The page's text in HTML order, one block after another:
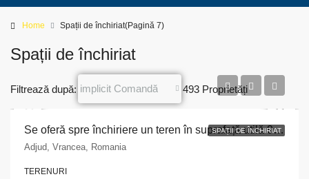
Home Spații de închiriat(Pagină 7)
Spații de închiriat
493 Proprietăți
Filtrează după: implicit Comandă
SPAȚII DE ÎNCHIRIAT
Se oferă spre închiriere un teren în suprafață utilă 90 mp, situat în Municipiul Adjud, Str. Republicii, nr.38, jud. Vrancea,
Adjud, Vrancea, Romania
TERENURI